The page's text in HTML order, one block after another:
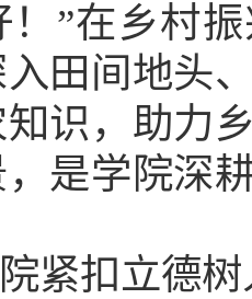
”在乡村
田间地头
识，助力
是学院深
紧扣立德